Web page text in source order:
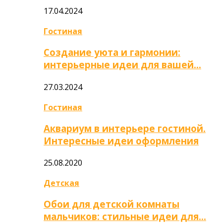
17.04.2024
Гостиная
Создание уюта и гармонии:
интерьерные идеи для вашей…
27.03.2024
Гостиная
Аквариум в интерьере гостиной.
Интересные идеи оформления
25.08.2020
Детская
Обои для детской комнаты
мальчиков: стильные идеи для…